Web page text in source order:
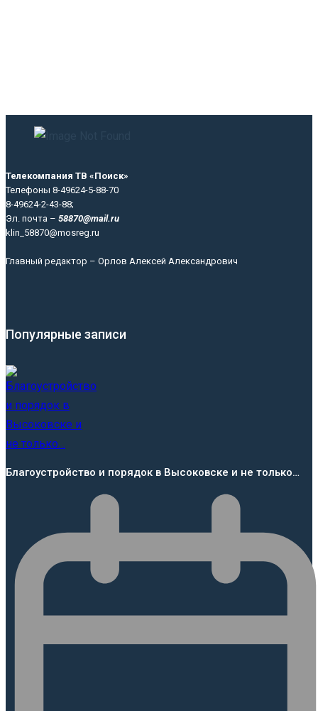
Телекомпания ТВ «Поиск»
Телефоны 8-49624-5-88-70
8-49624-2-43-88;
Эл. почта – 58870@mail.ru
klin_58870@mosreg.ru
Главный редактор – Орлов Алексей Александрович
Популярные записи
Благоустройство и порядок в Высоковске и не только…